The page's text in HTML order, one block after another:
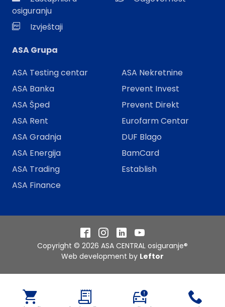
osiguranju
Izvještaji
ASA Grupa
ASA Testing centar
ASA Banka
ASA Šped
ASA Rent
ASA Gradnja
ASA Energija
ASA Trading
ASA Finance
ASA Nekretnine
Prevent Invest
Prevent Direkt
Eurofarm Centar
DUF Blago
BamCard
Establish
FacebookInstagram
LinkedInYouTube
Copyright © 2026 ASA CENTRAL osiguranje®
Web development by Leftor